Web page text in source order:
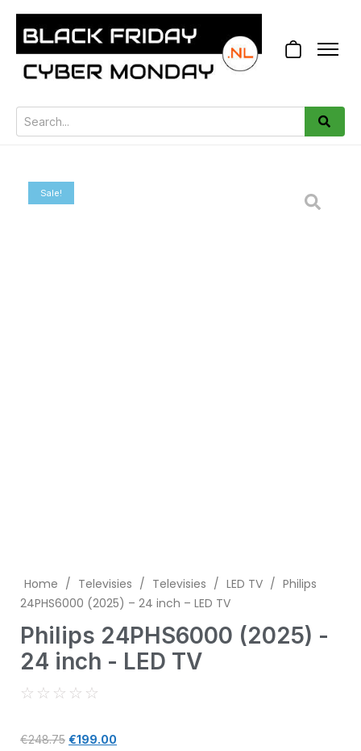
Sale!
Home / Televisies / Televisies / LED TV / Philips
24PHS6000 (2025) – 24 inch – LED TV
Philips 24PHS6000 (2025) -
24 inch - LED TV
☆ ☆ ☆ ☆ ☆
€248.75 €199.00